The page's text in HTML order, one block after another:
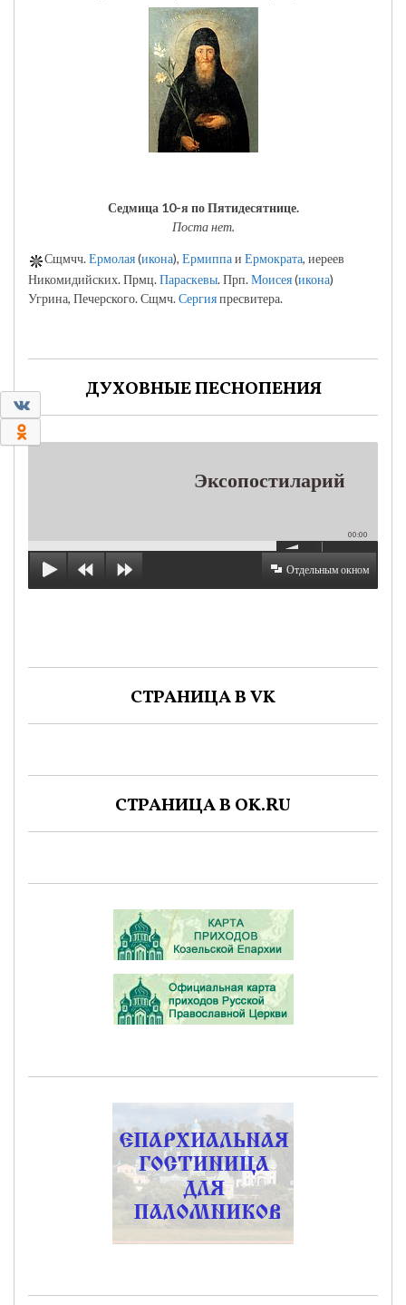
Седмица 10-я по Пятидесятнице.
Поста нет.
Сщмчч.Ермолая(икона), Ермиппаи Ермократа, иереев
Никомидийских. Прмц.Параскевы. Прп.Моисея(икона)
Угрина, Печерского. Сщмч.Сергияпресвитера.
ДУХОВНЫЕ ПЕСНОПЕНИЯ
Эксопостиларий
00:00
Отдельным окном
СТРАНИЦА В VK
СТРАНИЦА В OK.RU